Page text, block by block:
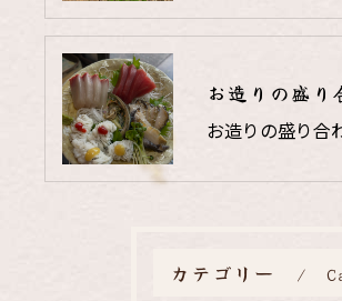
お造りの盛り
お造りの盛り合
カテゴリー